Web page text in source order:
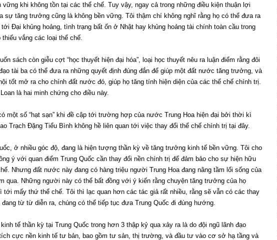
vững khi không tồn tại các thể chế. Tuy vậy, ngay cả trong những điều kiện thuận lợi
sự tăng trưởng cũng là không bền vững. Tôi thậm chí không nghĩ rằng họ có thể đưa ra
tới Đại khủng hoảng, tình trạng bất ổn ở Nhật hay khủng hoảng tài chính toàn cầu trong
thiếu vắng các loại thể chế.
sách còn giễu cợt “học thuyết hiện đại hóa”, loại học thuyết nêu ra luận điểm rằng đôi
tài ba có thể đưa ra những quyết định đúng đắn để giúp một đất nước tăng trưởng, và
tốt mở ra cho chính đất nước đó, giúp họ tăng tính hiện diện của các thể chế chính trị.
là hai minh chứng cho điều này.
một số “hạt sạn” khi đề cập tới trường hợp của nước Trung Hoa hiện đại bởi thời kì
Trạch Đặng Tiểu Bình không hề liên quan tới việc thay đổi thể chế chính trị tại đây.
ở nhiều góc độ, đang là hiện tượng thần kỳ về tăng trưởng kinh tế bền vững. Tôi cho
ý với quan điểm Trung Quốc cần thay đổi nền chính trị để đảm bảo cho sự hiện hữu
Nhưng đất nước này đang có hàng triệu người Trung Hoa đang nâng tầm lối sống của
qua. Những người này có thể bất đồng với ý kiến rằng chuyện tăng trưởng của họ
tới mấy thứ thể chế. Tôi thì lạc quan hơn các tác giả rất nhiều, rằng sẽ vẫn có các thay
đang từ từ diễn ra, chúng có thể tiếp tục đưa Trung Quốc đi đúng hướng.
tế thần kỳ tại Trung Quốc trong hơn 3 thập kỷ qua xảy ra là do đội ngũ lãnh đạo
cực nền kinh tế tư bản, bao gồm tư sản, thị trường, và đầu tư vào cơ sở hạ tầng và